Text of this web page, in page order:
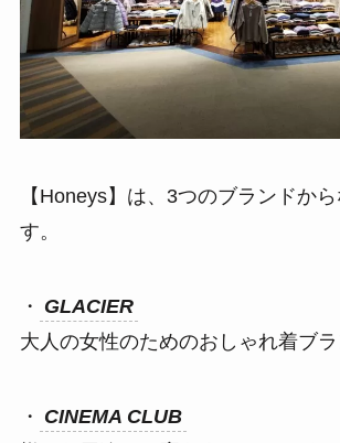
【Honeys】は、3つのブランドか
す。
・ GLACIER
大人の女性のためのおしゃれ着ブ
・ CINEMA CLUB